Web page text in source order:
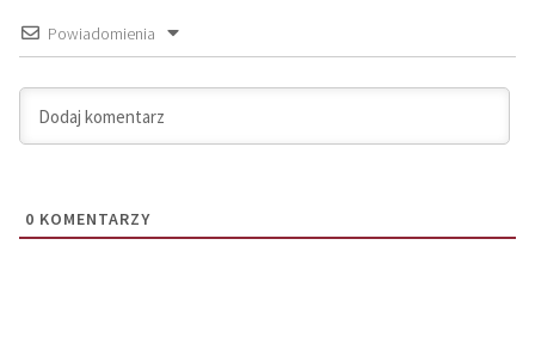
Powiadomienia
0 KOMENTARZY